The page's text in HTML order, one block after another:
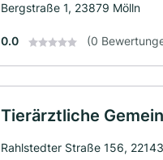
Bergstraße 1, 23879 Mölln
0.0 (0
Tierärztliche
Rahlstedter Straße 156,